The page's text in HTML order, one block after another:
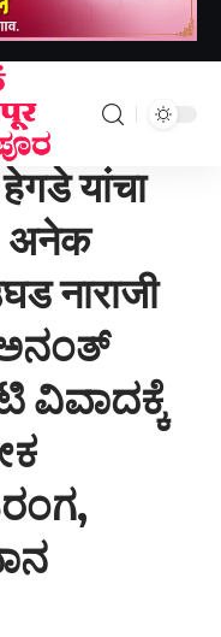
व्यक्त केली-ಸಂಸದ ಅನಂತ್ ಕುಮಾರ್ ಹೆಗಡೆ ಭೇಟಿ ವಿವಾದಕ್ಕೆ ಕಾರಣವಾಗಿತ್ತು. ಅನೇಕ ಕಾರ್ಯಕರ್ತರು ಬಹಿರಂಗ, ಬಹಿರಂಗ ಅಸಮಾಧಾನ ವ್ಯಕ್ತಪಡಿಸಿದರು.
यांचा
अनेक
नाराजी
ಅನಂತ್
ವಿವಾದಕ್ಕೆ